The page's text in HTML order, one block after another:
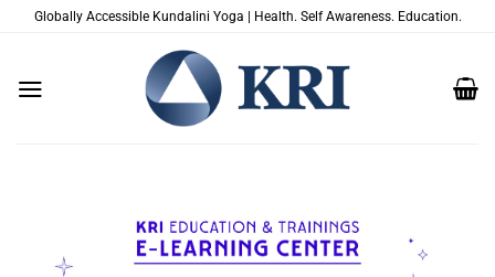
PasserGlobally Accessible Kundalini Yoga | Health. Self Awareness. Education.